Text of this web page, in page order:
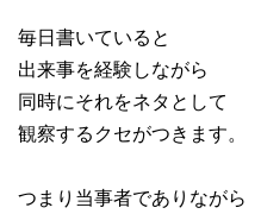
毎日書いていると
出来事を経験しながら
同時にそれをネタとして
観察するクセがつきます。
つまり当事者でありながら